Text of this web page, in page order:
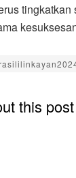
this post